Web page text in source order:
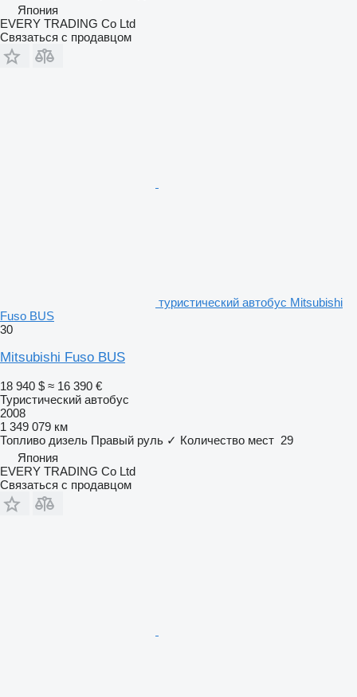
Япония
EVERY TRADING Co Ltd
Связаться с продавцом
туристический автобус Mitsubishi
Fuso BUS
30
Mitsubishi Fuso BUS
18 940 $ ≈ 16 390 €
Туристический автобус
2008
1 349 079 км
Топливо дизель Правый руль ✓ Количество мест 29
Япония
EVERY TRADING Co Ltd
Связаться с продавцом